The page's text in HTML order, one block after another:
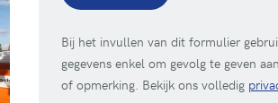
Bij het invullen van dit formulier
gegevens enkel om gevolg te geven
of opmerking. Bekijk ons volledig